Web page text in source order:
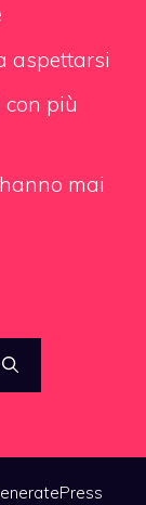
aspettarsi
più
mai